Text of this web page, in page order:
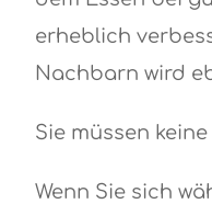
erheblich
Nachbarn wird
Sie müssen
Wenn Sie sich